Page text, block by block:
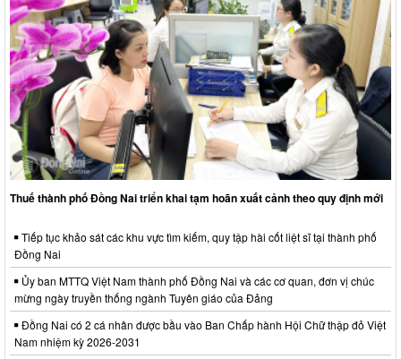
Thuế thành phố Đồng Nai triển khai tạm hoãn xuất cảnh theo quy định mới
Tiếp tục khảo sát các khu vực tìm kiếm, quy tập hài cốt liệt sĩ tại thành phố
Đồng Nai
Ủy ban MTTQ Việt Nam thành phố Đồng Nai và các cơ quan, đơn vị chúc
mừng ngày truyền thống ngành Tuyên giáo của Đảng
Đồng Nai có 2 cá nhân được bầu vào Ban Chấp hành Hội Chữ thập đỏ Việt
Nam nhiệm kỳ 2026-2031